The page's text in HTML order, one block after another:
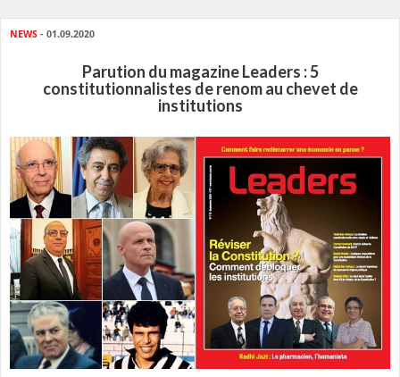
NEWS - 01.09.2020
Parution du magazine Leaders : 5
constitutionnalistes de renom au chevet de
institutions